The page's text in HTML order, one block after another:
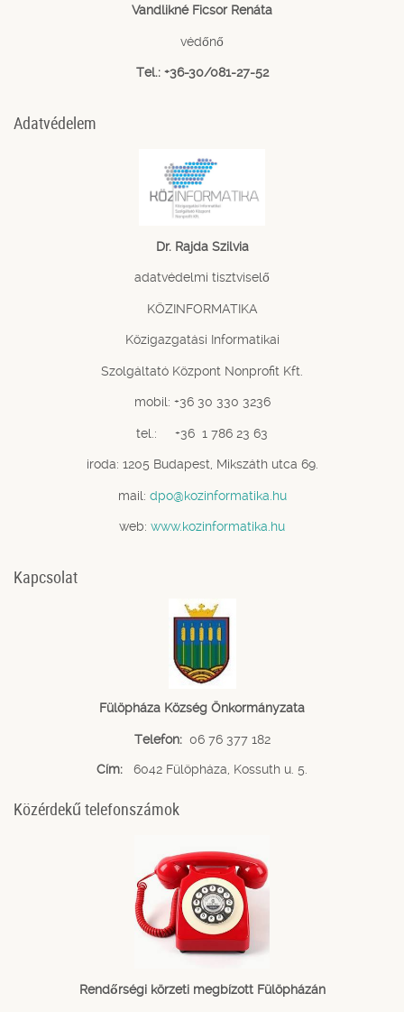
Vandlikné Ficsor Renáta
védőnő
Tel.: +36-30/081-27-52
Adatvédelem
Dr. Rajda Szilvia
adatvédelmi tisztviselő
KÖZINFORMATIKA
Közigazgatási Informatikai
Szolgáltató Központ Nonprofit Kft.
mobil: +36 30 330 3236
tel.: +36 1 786 23 63
iroda: 1205 Budapest, Mikszáth utca 69.
mail: dpo@kozinformatika.hu
web: www.kozinformatika.hu
Kapcsolat
Fülöpháza Község Önkormányzata
Telefon: 06 76 377 182
Cím: 6042 Fülöpháza, Kossuth u. 5.
Közérdekű telefonszámok
Rendőrségi körzeti megbízott Fülöpházán